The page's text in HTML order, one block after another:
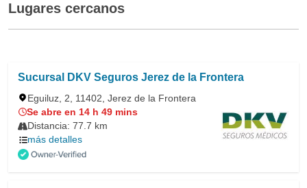
Lugares cercanos
Sucursal DKV Seguros Jerez de la Frontera
Eguiluz, 2, 11402, Jerez de la Frontera
Se abre en 14 h 49 mins
Distancia: 77.7 km
más detalles